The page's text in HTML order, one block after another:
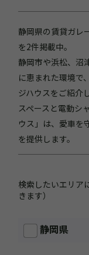
静岡県の賃貸ガレ
を2件掲載中。
静岡市や浜松、沼
に恵まれた環境で
ジハウスをご紹介
スペースと電動シ
ウス」は、愛車を
を提供します。
検索したいエリア
きます）
静岡県